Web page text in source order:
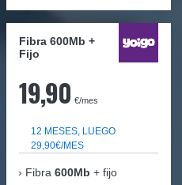
Fibra 600Mb +
Fijo
19,90 €/mes
12 MESES, LUEGO
29,90€/MES
Fibra 600Mb + fijo